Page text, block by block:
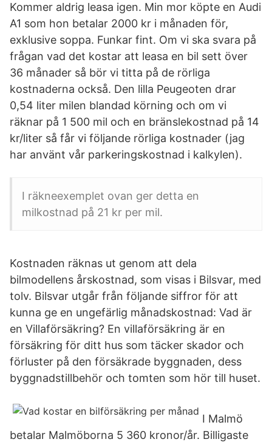
Kommer aldrig leasa igen. Min mor köpte en Audi
A1 som hon betalar 2000 kr i månaden för,
exklusive soppa. Funkar fint. Om vi ska svara på
frågan vad det kostar att leasa en bil sett över
36 månader så bör vi titta på de rörliga
kostnaderna också. Den lilla Peugeoten drar
0,54 liter milen blandad körning och om vi
räknar på 1 500 mil och en bränslekostnad på 14
kr/liter så får vi följande rörliga kostnader (jag
har använt vår parkeringskostnad i kalkylen).
I räkneexemplet ovan ger detta en
milkostnad på 21 kr per mil.
Kostnaden räknas ut genom att dela
bilmodellens årskostnad, som visas i Bilsvar, med
tolv. Bilsvar utgår från följande siffror för att
kunna ge en ungefärlig månadskostnad: Vad är
en Villaförsäkring? En villaförsäkring är en
försäkring för ditt hus som täcker skador och
förluster på den försäkrade byggnaden, dess
byggnadstillbehör och tomten som hör till huset.
I Malmö
betalar Malmöborna 5 360 kronor/år. Billigaste